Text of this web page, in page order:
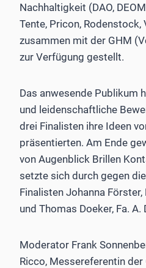
Nachhaltigkeit (DAO,
Tente, Pricon, Rodenstock,
zusammen mit der GHM
zur Verfügung gestellt.
Das anwesende Publikum
und leidenschaftliche
drei Finalisten ihre Ideen
präsentierten. Am Ende
von Augenblick Brillen
setzte sich durch gegen
Finalisten ­Johanna
und Thomas ­Doeker, Fa. A.
Moderator Frank
Ricco, Messe­referentin